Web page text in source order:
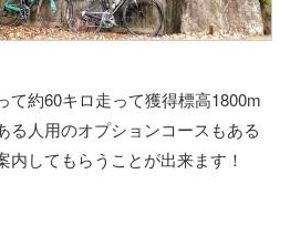
て約60キロ走って獲得標高1800m
る人用のオプションコースもある
してもらうことが出来ます！